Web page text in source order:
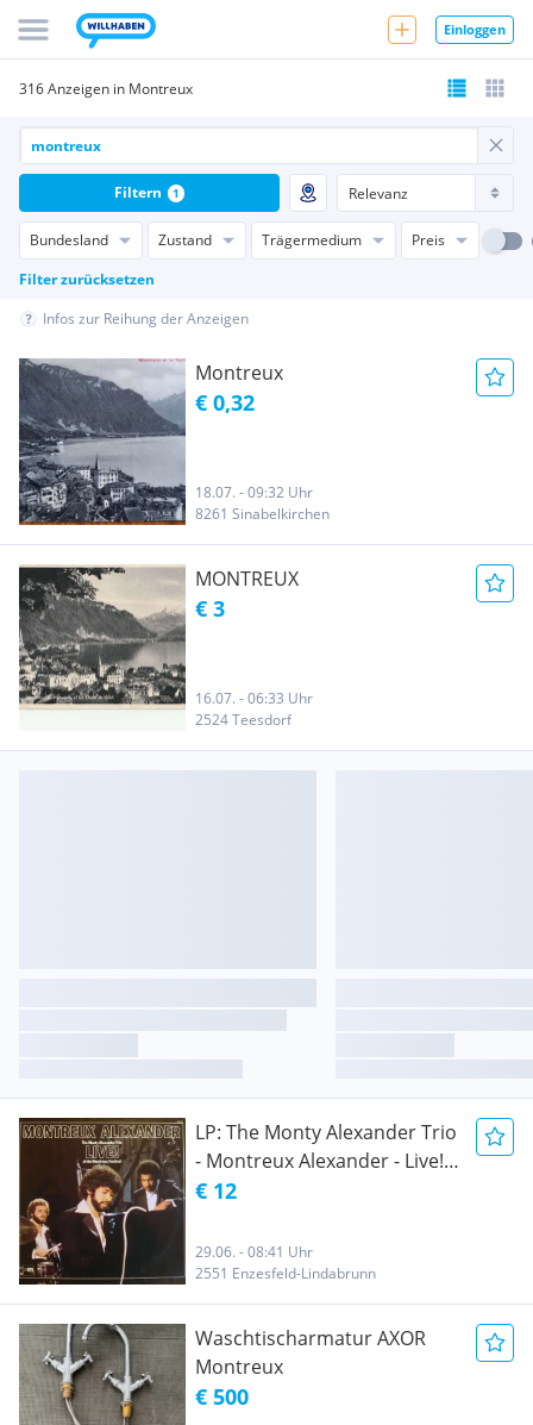
Einloggen
316 Anzeigen in Montreux
Bundesland Zustand Trägermedium
Preis
Filter zurücksetzen
Filtern 1
Infos zur Reihung der Anzeigen
Montreux
€ 0,32
18.07. - 09:32 Uhr
8261 Sinabelkirchen
MONTREUX
€ 3
16.07. - 06:33 Uhr
2524 Teesdorf
LP: The Monty Alexander Trio
- Montreux Alexander - Live!
At The Montreux Festival
€ 12
29.06. - 08:41 Uhr
2551 Enzesfeld-Lindabrunn
Waschtischarmatur AXOR
Montreux
€ 500